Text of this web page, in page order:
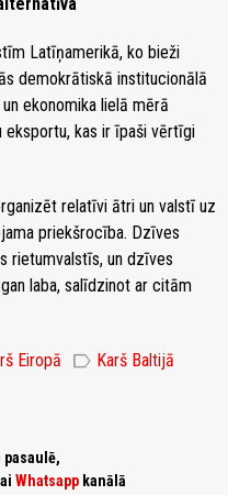
Latīņamerikā, ko bieži
demokrātiskā institucionālā
ekonomika lielā mērā
eksportu, kas ir īpaši vērtīgi
relatīvi ātri un valstī uz
priekšrocība. Dzīves
rietumvalstīs, un dzīves
laba, salīdzinot ar citām
Eiropā label Karš Baltijā
Whatsapp kanālā